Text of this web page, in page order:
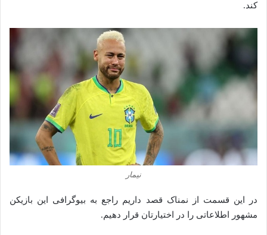
کند.
نیمار
در این قسمت از نمناک قصد داریم راجع به بیوگرافی این بازیکن
مشهور اطلاعاتی را در اختیارتان قرار دهیم.